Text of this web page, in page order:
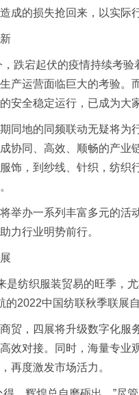
成的损失抢回来，以实际
宕起伏的疫情持续考验
产运营面临巨大的考验。
安全稳定运行，已成为大
地的同频联动无疑将为行
协同、高效、顺畅的产业
饰，到纱线、针织，纺织
办一系列丰富多元的活
力行业明势前行。
纺织服装贸易的旺季，尤
2022中国纺联秋季联展
，四展将升级数字化服务
效对接。同时，海量专
再度激发市场活力。